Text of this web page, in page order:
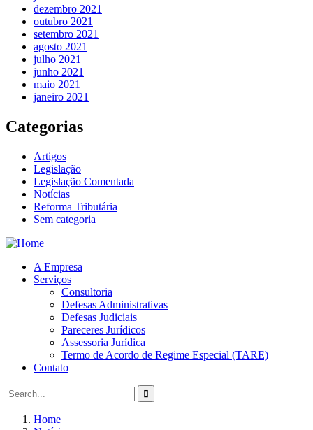
dezembro 2021
outubro 2021
setembro 2021
agosto 2021
julho 2021
junho 2021
maio 2021
janeiro 2021
Categorias
Artigos
Legislação
Legislação Comentada
Notícias
Reforma Tributária
Sem categoria
A Empresa
Serviços
Consultoria
Defesas Administrativas
Defesas Judiciais
Pareceres Jurídicos
Assessoria Jurídica
Termo de Acordo de Regime Especial (TARE)
Contato
Home